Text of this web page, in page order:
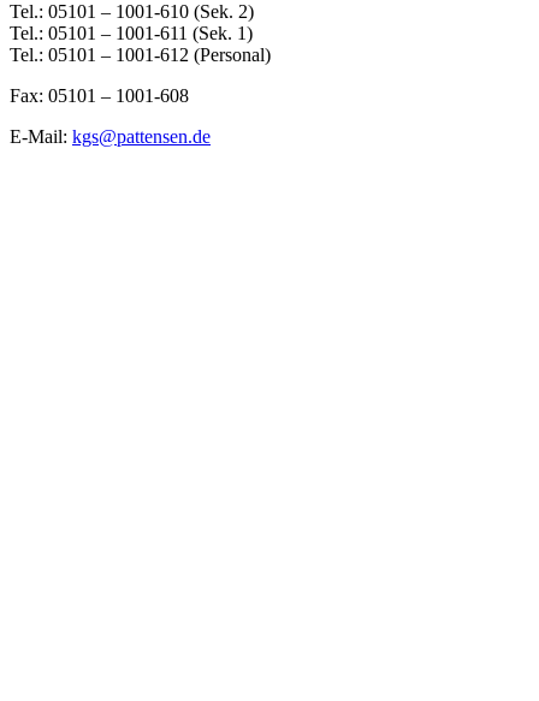
Tel.: 05101 – 1001-610 (Sek. 2)
Tel.: 05101 – 1001-611 (Sek. 1)
Tel.: 05101 – 1001-612 (Personal)
Fax: 05101 – 1001-608
E-Mail: kgs@pattensen.de